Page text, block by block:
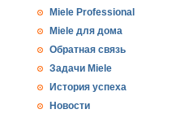
Miele Professional
Miele для дома
Обратная связь
Задачи Miele
История успеха
Новости